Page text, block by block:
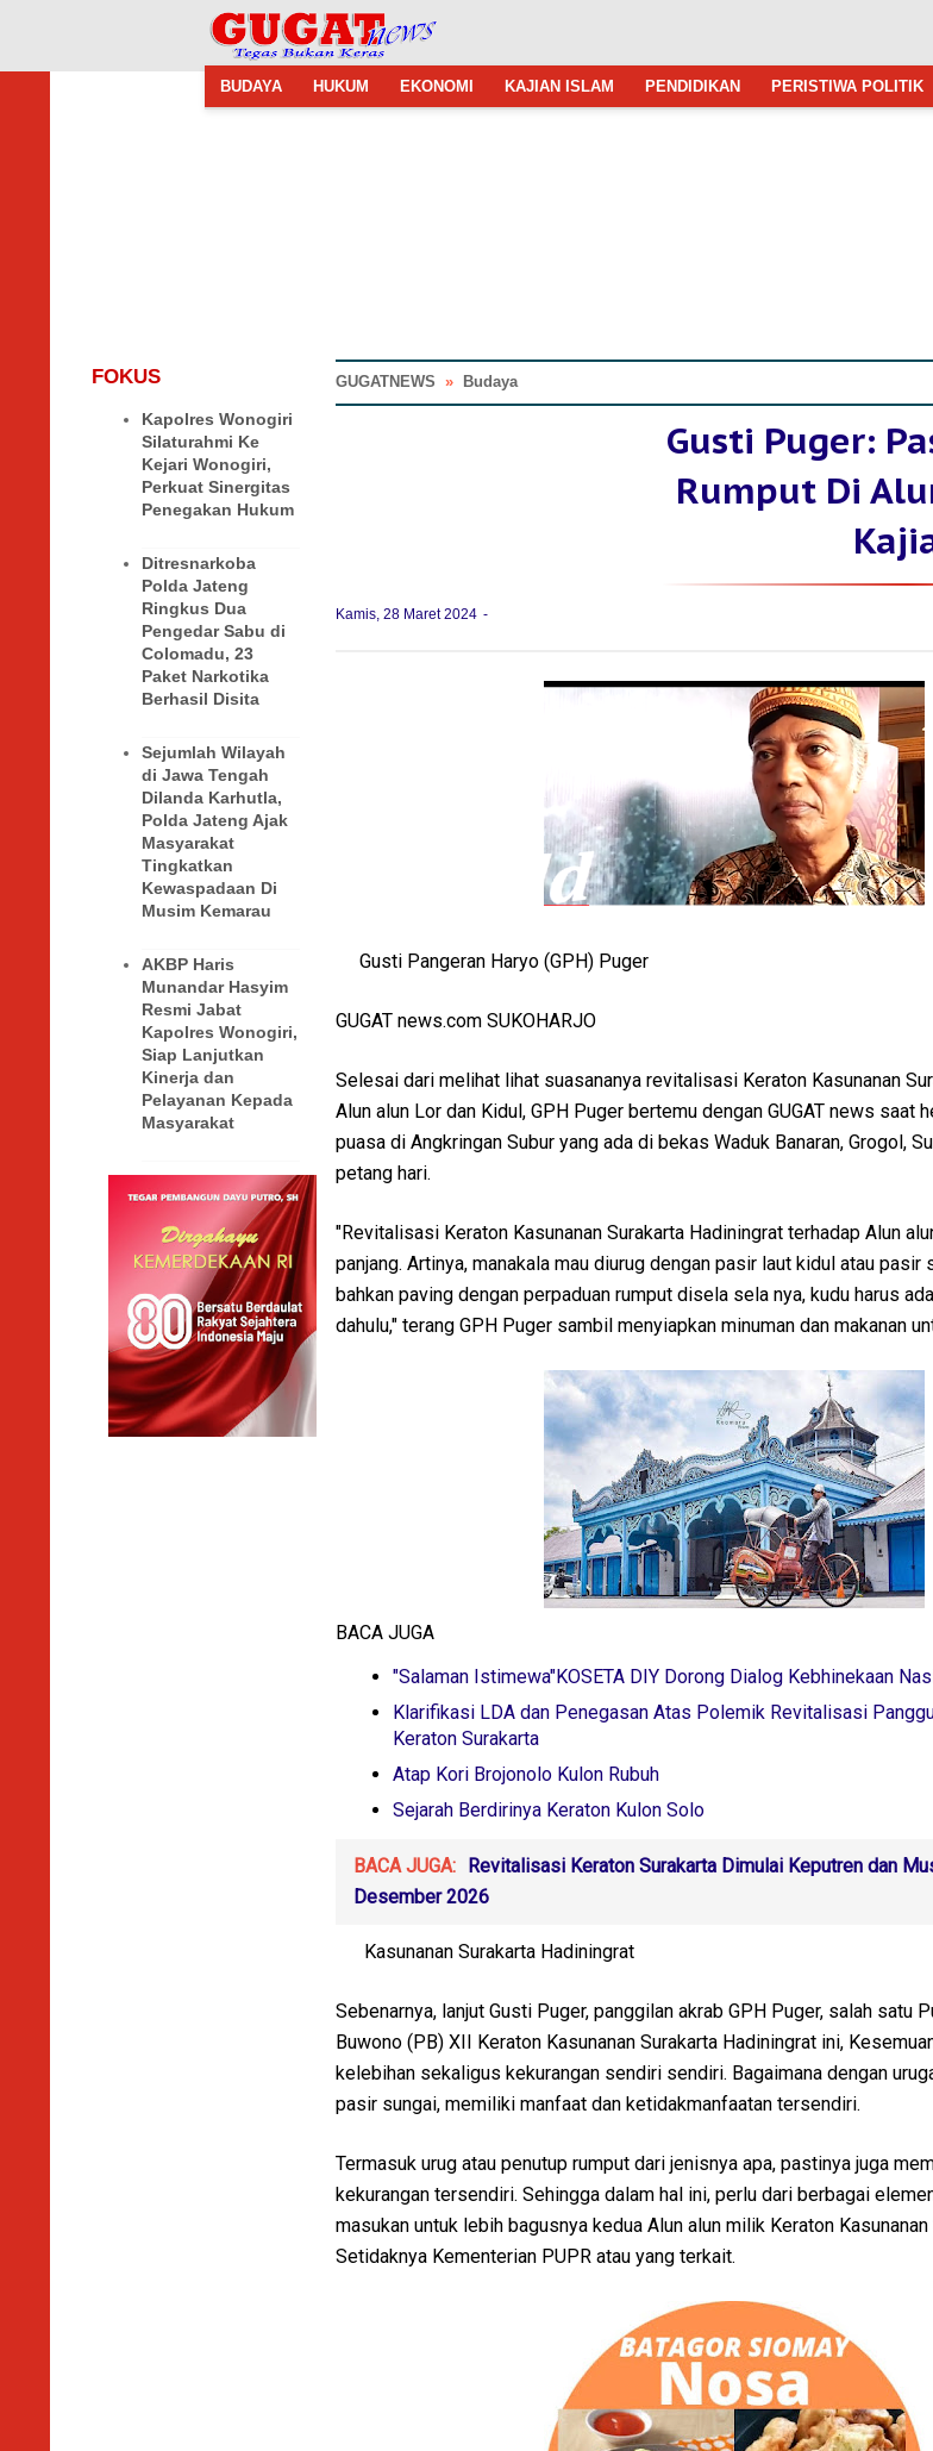
BUDAYA HUKUM EKONOMI KAJIAN ISLAM PENDIDIKAN PERISTIWA POLITIK
FOKUS
Kapolres Wonogiri
Silaturahmi Ke
Kejari Wonogiri,
Perkuat Sinergitas
Penegakan Hukum
Ditresnarkoba
Polda Jateng
Ringkus Dua
Pengedar Sabu di
Colomadu, 23
Paket Narkotika
Berhasil Disita
Sejumlah Wilayah
di Jawa Tengah
Dilanda Karhutla,
Polda Jateng Ajak
Masyarakat
Tingkatkan
Kewaspadaan Di
Musim Kemarau
AKBP Haris
Munandar Hasyim
Resmi Jabat
Kapolres Wonogiri,
Siap Lanjutkan
Kinerja dan
Pelayanan Kepada
Masyarakat
GUGATNEWS » Budaya
Gusti Puger:
Rumput Di
Kamis, 28 Maret 2024
Gusti Pangeran Haryo (GPH) Puger
GUGAT news.com SUKOHARJO
Selesai dari melihat lihat suasananya revitalisasi Keraton Kasunanan
Alun alun Lor dan Kidul, GPH Puger bertemu dengan GUGAT news saat
puasa di Angkringan Subur yang ada di bekas Waduk Banaran, Grogol,
petang hari.
"Revitalisasi Keraton Kasunanan Surakarta Hadiningrat terhadap Alun
panjang. Artinya, manakala mau diurug dengan pasir laut kidul atau pasir
bahkan paving dengan perpaduan rumput disela sela nya, kudu harus
dahulu," terang GPH Puger sambil menyiapkan minuman dan makanan
BACA JUGA
"Salaman Istimewa"KOSETA DIY Dorong Dialog Kebhinekaan
Klarifikasi LDA dan Penegasan Atas Polemik Revitalisasi
Keraton Surakarta
Atap Kori Brojonolo Kulon Rubuh
Sejarah Berdirinya Keraton Kulon Solo
BACA JUGA: Revitalisasi Keraton Surakarta Dimulai Keputren dan
Desember 2026
Kasunanan Surakarta Hadiningrat
Sebenarnya, lanjut Gusti Puger, panggilan akrab GPH Puger, salah satu
Buwono (PB) XII Keraton Kasunanan Surakarta Hadiningrat ini,
kelebihan sekaligus kekurangan sendiri sendiri. Bagaimana dengan
pasir sungai, memiliki manfaat dan ketidakmanfaatan tersendiri.
Termasuk urug atau penutup rumput dari jenisnya apa, pastinya juga
kekurangan tersendiri. Sehingga dalam hal ini, perlu dari berbagai
masukan untuk lebih bagusnya kedua Alun alun milik Keraton
Setidaknya Kementerian PUPR atau yang terkait.